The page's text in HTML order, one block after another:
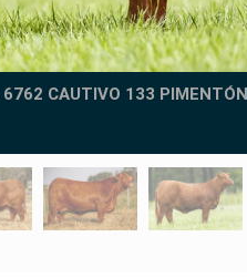
6762 CAUTIVO 133